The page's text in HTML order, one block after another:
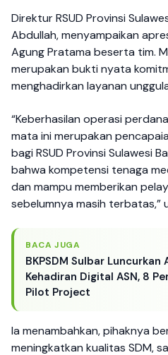
Direktur RSUD Provinsi
Abdullah, menyampaikan
Agung Pratama beserta tim.
merupakan bukti nyata
menghadirkan layanan
“Keberhasilan operasi
mata ini merupakan
bagi RSUD Provinsi Sulawesi
bahwa kompetensi tenaga
dan mampu memberikan
sebelumnya masih terbatas,”
BACA JUGA
BKPSDM Sulbar
Kehadiran Digital ASN, 8
Pilot Project
Ia menambahkan, pihaknya
meningkatkan kualitas SDM,